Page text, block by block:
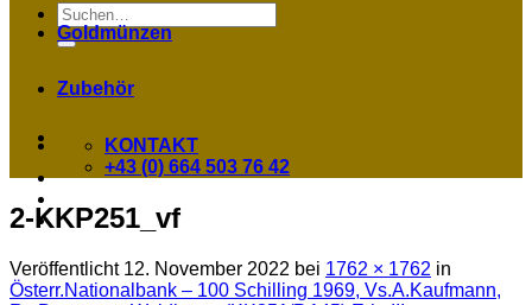
Suchen
nach:
Goldmünzen
Zubehör
KONTAKT
+43 (0) 664 503 76 42
2-KKP251_vf
Veröffentlicht 12. November 2022 bei 1762 × 1762 in
Österr.Nationalbank – 100 Schilling 1969, Vs.A.Kaufmann,